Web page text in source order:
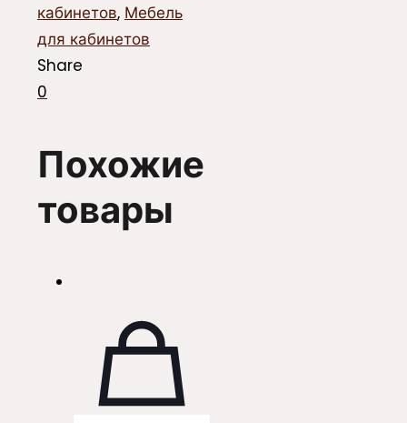
кабинетов, Мебель
для кабинетов
Share
0
Похожие
товары